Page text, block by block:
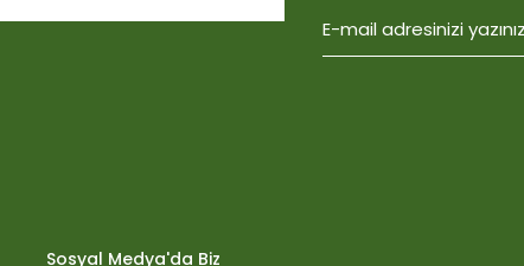
Sosyal Medya'da Biz